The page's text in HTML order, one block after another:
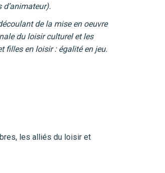
de la mise en oeuvre
du loisir culturel et les
filles en loisir : égalité en jeu.
les alliés du loisir et